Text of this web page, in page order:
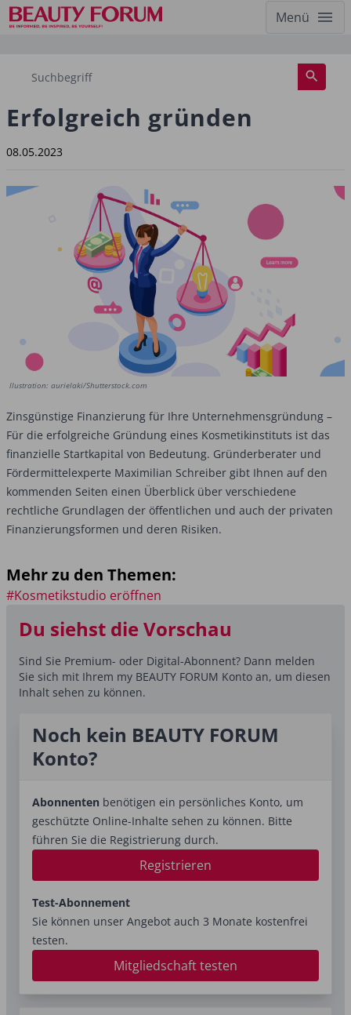
Menü
Erfolgreich gründen
08.05.2023
llustration: aurielaki/Shutterstock.com
Zinsgünstige Finanzierung für Ihre Unternehmensgründung –
Für die erfolgreiche Gründung eines Kosmetikinstituts ist das
finanzielle Startkapital von Bedeutung. Gründerberater und
Fördermittelexperte Maximilian Schreiber gibt Ihnen auf den
kommenden Seiten einen Überblick über verschiedene
rechtliche Grundlagen der öffentlichen und auch der privaten
Finanzierungsformen und deren Risiken.
Mehr zu den Themen:
#Kosmetikstudio eröffnen
Du siehst die Vorschau
Sind Sie Premium- oder Digital-Abonnent? Dann melden
Sie sich mit Ihrem my BEAUTY FORUM Konto an, um diesen
Inhalt sehen zu können.
Noch kein BEAUTY FORUM
Konto?
Abonnenten benötigen ein persönliches Konto, um
geschützte Online-Inhalte sehen zu können. Bitte
führen Sie die Registrierung durch.
Registrieren
Test-Abonnement
Sie können unser Angebot auch 3 Monate kostenfrei
testen.
Mitgliedschaft testen